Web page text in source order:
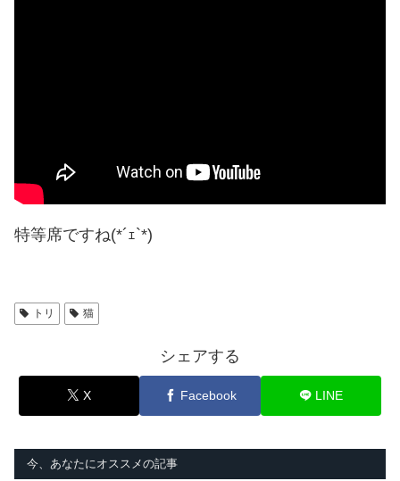
特等席ですね(*´ｪ`*)
トリ 猫
シェアする
X Facebook LINE
今、あなたにオススメの記事